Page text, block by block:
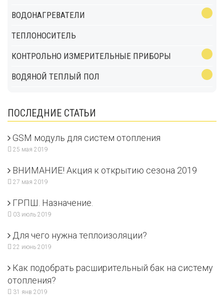
ВОДОНАГРЕВАТЕЛИ
ТЕПЛОНОСИТЕЛЬ
КОНТРОЛЬНО ИЗМЕРИТЕЛЬНЫЕ ПРИБОРЫ
ВОДЯНОЙ ТЕПЛЫЙ ПОЛ
ПОСЛЕДНИЕ СТАТЬИ
GSM модуль для систем отопления
25 мая 2019
ВНИМАНИЕ! Акция к открытию сезона 2019
27 мая 2019
ГРПШ. Назначение.
03 июль 2019
Для чего нужна теплоизоляции?
22 июнь 2019
Как подобрать расширительный бак на систему
отопления?
31 янв 2019